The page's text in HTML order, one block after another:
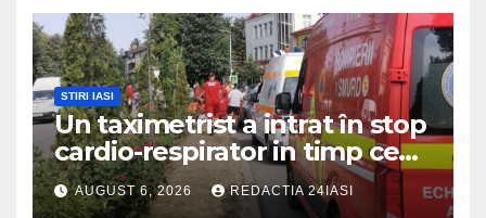
STIRI IASI
Un taximetrist a intrat în stop
cardio-respirator in timp ce
se afla la volan
AUGUST 6, 2026 REDACTIA 24IASI